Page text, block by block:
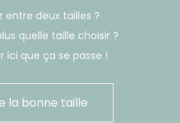
entre deux tailles ?
quelle taille choisir ?
ici que ça se passe !
la bonne taille